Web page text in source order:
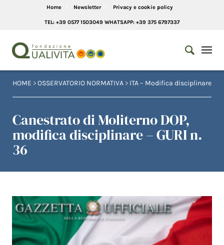
Home Newsletter Privacy e cookie policy
TEL: +39 0577 1503049 WHATSAPP: +39 375 6797337
HOME >OSSERVATORIO NORMATIVA > ITA – Modifica disciplinare
Canestrato di Moliterno DOP,
modifica disciplinare – GURI n.
36